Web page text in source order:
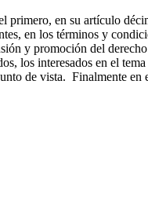
primero, en su artículo
en los términos y
y promoción del
los interesados en el
de vista. Finalmente en